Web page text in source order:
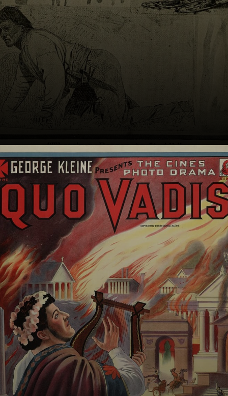
Con un cast
stellare, tra cui
Matt Damon, Bill
Murray e Cate
Blanchett, il film è
un invito a
riflettere
sull'importanza